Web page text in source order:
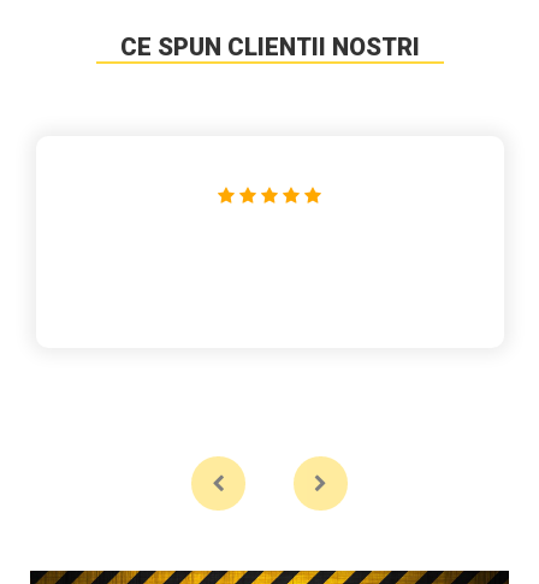
CE SPUN CLIENTII NOSTRI